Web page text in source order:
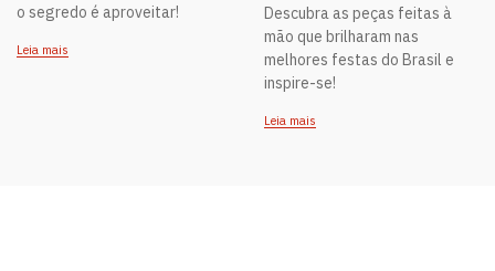
o segredo é aproveitar!
Leia mais
Descubra as peças feitas à
mão que brilharam nas
melhores festas do Brasil e
inspire-se!
Leia mais